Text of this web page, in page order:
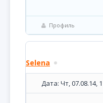
Профиль
Selena
Дата: Чт, 07.08.14,